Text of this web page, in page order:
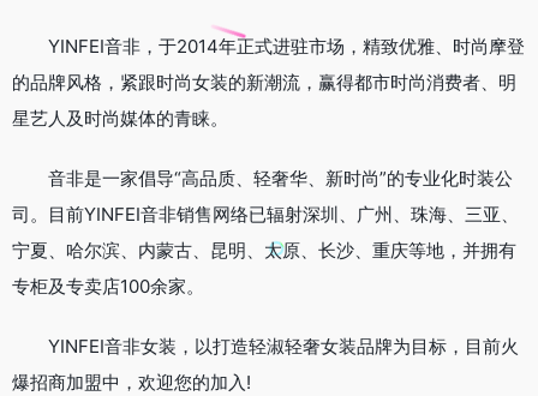
YINFEI音非，于2014年正式进驻市场，精致优雅、时尚摩登
的品牌风格，紧跟时尚女装的新潮流，赢得都市时尚消费者、明
星艺人及时尚媒体的青睐。
音非是一家倡导“高品质、轻奢华、新时尚”的专业化时装公
司。目前YINFEI音非销售网络已辐射深圳、广州、珠海、三亚、
宁夏、哈尔滨、内蒙古、昆明、太原、长沙、重庆等地，并拥有
专柜及专卖店100余家。
YINFEI音非女装，以打造轻淑轻奢女装品牌为目标，目前火
爆招商加盟中，欢迎您的加入!